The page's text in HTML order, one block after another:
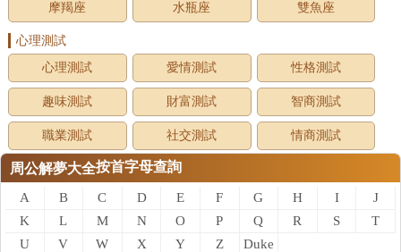
摩羯座 水瓶座 雙魚座
心理測試
心理測試
愛情測試 性格測試
趣味測試 財富測試 智商測試
職業測試 社交測試 情商測試
周公解夢大全按首字母查詢
A B C D E F G H I
J
K
L M N O P Q R S
T
U
V W X Y Z Duke